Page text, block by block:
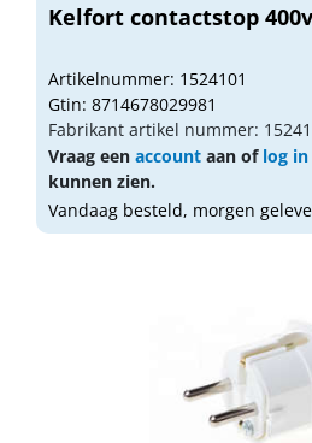
Kelfort contactstop
Artikelnummer: 1524101
Gtin: 8714678029981
Fabrikant artikel nummer:
Vraag een account aan of log in
kunnen zien.
Vandaag besteld, morgen